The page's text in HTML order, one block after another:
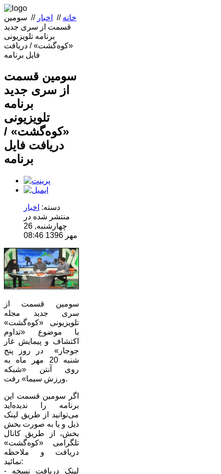
خانه // اخبار // سومین
قسمت از سری جدید
برنامه تلویزیونی
«کوه‌گشت» / دریافت
فایل برنامه
سومین قسمت
از سری جدید
برنامه
تلویزیونی
«کوه‌گشت» /
دریافت فایل
برنامه
دسته: اخبار
منتشر شده در
چهارشنبه, 26
مهر 1396 08:46
سومین قسمت از
سری جدید مجله
تلویزیونی «کوه‌گشت»
با موضوع «تداوم
اکتشاف و پیمایش غار
جوجار» در روز پنج
شنبه 20 مهر ماه به
روی آنتن «شبکه
ورزش سیما» رفت.
اگر سومین قسمت این
برنامه را ندیده‌اید
می‌توانید از طریق لینک
ذیل و یا به صورت بخش
بخش، از طریق کانال
تلگرامی «کوه‌گشت»
دریافت و ملاحظه
نمائید:
- لینک دریافت نسخه